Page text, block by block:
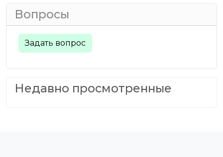
Вопросы
Задать вопрос
Недавно просмотренные